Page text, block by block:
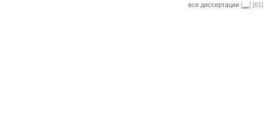
все диссертации [ ] [81]